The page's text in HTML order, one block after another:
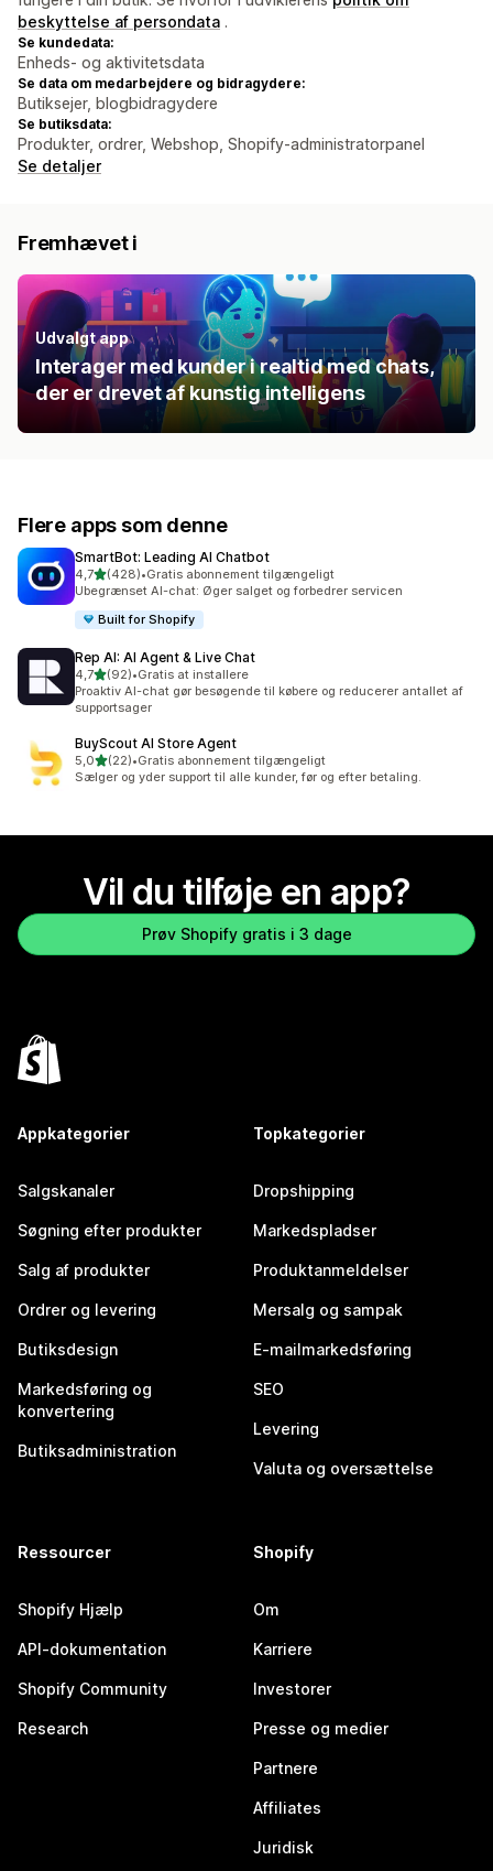
beskyttelse af persondata .
Se kundedata:
Enheds- og aktivitetsdata
Se data om medarbejdere og bidragydere:
Butiksejer, blogbidragydere
Se butiksdata:
Produkter, ordrer, Webshop, Shopify-administratorpanel
Se detaljer
Fremhævet i
Udvalgt app
Interager med kunder i realtid med chats,
der er drevet af kunstig intelligens
Flere apps som denne
SmartBot: Leading AI Chatbot
4,7ud af 5 stjerner
(428)
428 anmeldelser i alt
•Gratis abonnement tilgængeligt
Ubegrænset AI-chat: Øger salget og forbedrer servicen
Built for Shopify
Rep AI: AI Agent & Live Chat
4,7ud af 5 stjerner
(92)
92 anmeldelser i alt
•Gratis at installere
Proaktiv AI-chat gør besøgende til købere og reducerer antallet af
supportsager
BuyScout AI Store Agent
5,0ud af 5 stjerner
(22)
22 anmeldelser i alt
•Gratis abonnement tilgængeligt
Sælger og yder support til alle kunder, før og efter betaling.
Vil du tilføje en app?
Prøv Shopify gratis i 3 dage
Appkategorier
Salgskanaler
Søgning efter produkter
Salg af produkter
Ordrer og levering
Butiksdesign
Markedsføring og
konvertering
Butiksadministration
Topkategorier
Dropshipping
Markedspladser
Produktanmeldelser
Mersalg og sampak
E-mailmarkedsføring
SEO
Levering
Valuta og oversættelse
Ressourcer
Shopify Hjælp
API-dokumentation
Shopify Community
Research
Shopify
Om
Karriere
Investorer
Presse og medier
Partnere
Affiliates
Juridisk